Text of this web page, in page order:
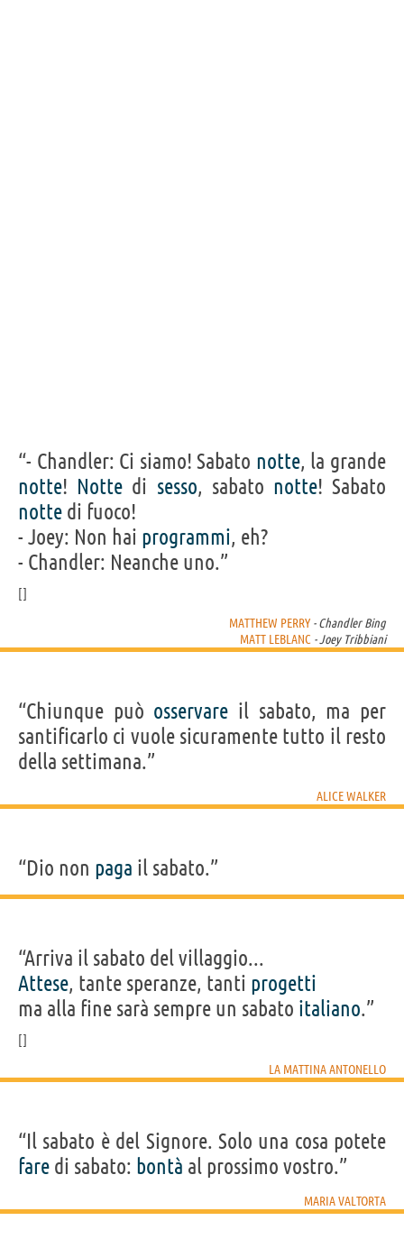
“- Chandler: Ci siamo! Sabato notte, la grande
notte! Notte di sesso, sabato notte! Sabato
notte di fuoco!
- Joey: Non hai programmi, eh?
- Chandler: Neanche uno.”
MATTHEW PERRY - Chandler Bing
MATT LEBLANC - Joey Tribbiani
“Chiunque può osservare il sabato, ma per
santificarlo ci vuole sicuramente tutto il resto
della settimana.”
ALICE WALKER
“Dio non paga il sabato.”
“Arriva il sabato del villaggio...
Attese, tante speranze, tanti progetti
ma alla fine sarà sempre un sabato italiano.”
LA MATTINA ANTONELLO
“Il sabato è del Signore. Solo una cosa potete
fare di sabato: bontà al prossimo vostro.”
MARIA VALTORTA